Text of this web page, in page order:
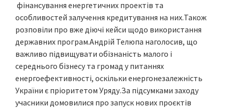
фінансування енергетичних проектів та
особливостей залучення кредитування на них.Також
розповіли про вже діючі кейси щодо використання
державних програм.Андрій Телюпа наголосив, що
важливо підвищувати обізнаність малого і
середнього бізнесу та громад у питаннях
енергоефективності, оскільки енергонезалежність
України є пріоритетом Уряду.За підсумками заходу
учасники домовилися про запуск нових проєктів